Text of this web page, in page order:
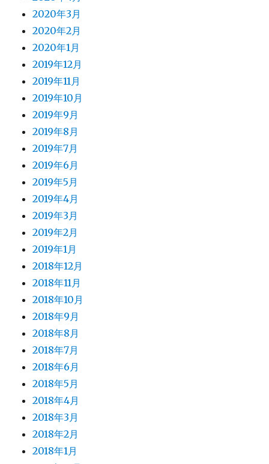
2020年3月
2020年2月
2020年1月
2019年12月
2019年11月
2019年10月
2019年9月
2019年8月
2019年7月
2019年6月
2019年5月
2019年4月
2019年3月
2019年2月
2019年1月
2018年12月
2018年11月
2018年10月
2018年9月
2018年8月
2018年7月
2018年6月
2018年5月
2018年4月
2018年3月
2018年2月
2018年1月